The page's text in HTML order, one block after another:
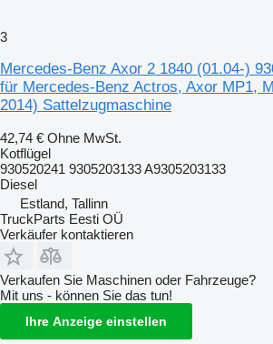
3
Mercedes-Benz Axor 2 1840 (01.04-)
für Mercedes-Benz Actros, Axor MP1,
2014) Sattelzugmaschine
42,74 € Ohne MwSt.
Kotflügel
930520241 9305203133 A9305203133
Diesel
Estland, Tallinn
TruckParts Eesti OÜ
Verkäufer kontaktieren
Verkaufen Sie Maschinen oder Fahrzeuge?
Mit uns - können Sie das tun!
Ihre Anzeige einstellen